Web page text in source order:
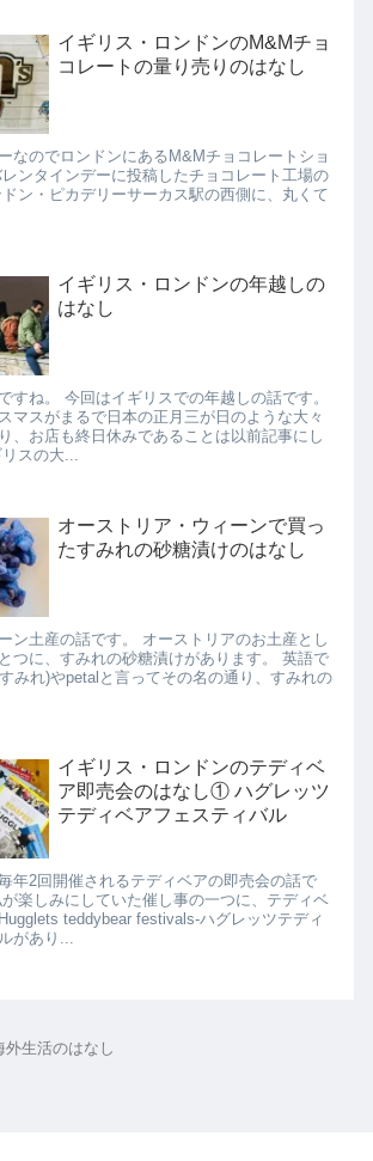
イギリス・ロンドンのM&Mチョ
コレートの量り売りのはなし
なのでロンドンにあるM&Mチョコレートショ
ンタインデーに投稿したチョコレート工場の
ン・ピカデリーサーカス駅の西側に、丸くて
イギリス・ロンドンの年越しの
はなし
すね。 今回はイギリスでの年越しの話です。
マスがまるで日本の正月三が日のような大々
、お店も終日休みであることは以前記事にし
スの大...
オーストリア・ウィーンで買っ
たすみれの砂糖漬けのはなし
ン土産の話です。 オーストリアのお土産とし
つに、すみれの砂糖漬けがあります。 英語で
みれ)やpetalと言ってその名の通り、すみれの
イギリス・ロンドンのテディベ
ア即売会のはなし① ハグレッツ
テディベアフェスティバル
年2回開催されるテディベアの即売会の話で
楽しみにしていた催し事の一つに、テディベ
teddybear festivals-ハグレッツテディ
があり...
外生活のはなし